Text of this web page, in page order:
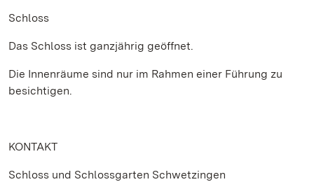
Schloss
Das Schloss ist ganzjährig geöffnet.
Die Innenräume sind nur im Rahmen einer Führung zu
besichtigen.
KONTAKT
Schloss und Schlossgarten Schwetzingen